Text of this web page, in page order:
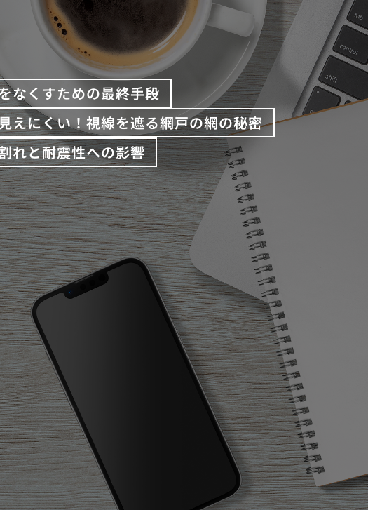
なくすための最終手段
えにくい！視線を遮る網戸の網の秘密
れと耐震性への影響